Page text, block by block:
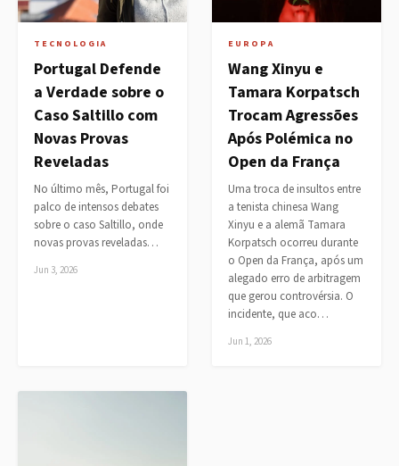
TECNOLOGIA
Portugal Defende
a Verdade sobre o
Caso Saltillo com
Novas Provas
Reveladas
No último mês, Portugal foi
palco de intensos debates
sobre o caso Saltillo, onde
novas provas reveladas…
Jun 3, 2026
EUROPA
Wang Xinyu e
Tamara Korpatsch
Trocam Agressões
Após Polémica no
Open da França
Uma troca de insultos entre
a tenista chinesa Wang
Xinyu e a alemã Tamara
Korpatsch ocorreu durante
o Open da França, após um
alegado erro de arbitragem
que gerou controvérsia. O
incidente, que aco…
Jun 1, 2026